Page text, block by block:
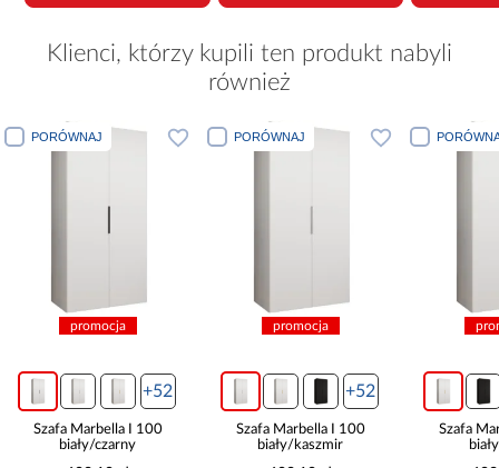
Klienci, którzy kupili ten produkt nabyli
również
PORÓWNAJ
promocja
+52
Szafa Marbella I 100
biały/czarny
PORÓWNAJ
promocja
+52
Szafa Marbella I 100
biały/kaszmir
Szafa